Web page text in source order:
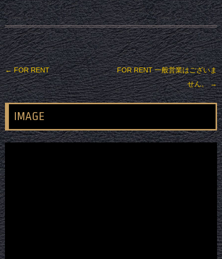
投稿ナビゲーション
←FOR RENT
FOR RENT 一般営業はございま
せん。→
IMAGE